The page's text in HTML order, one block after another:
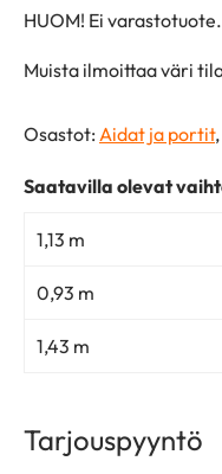
HUOM! Ei varastotuote.
Muista ilmoittaa väri
Osastot: Aidat ja portit,
Saatavilla olevat
1,13 m
0,93 m
1,43 m
Tarjouspyyntö